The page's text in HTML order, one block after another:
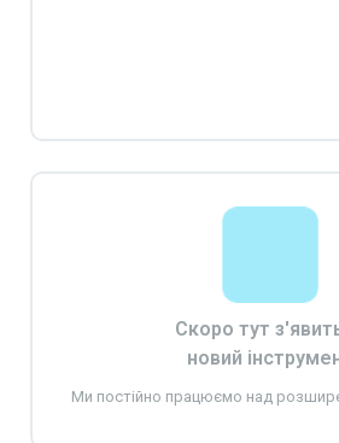
Скоро тут
новий
Ми постійно працюємо над